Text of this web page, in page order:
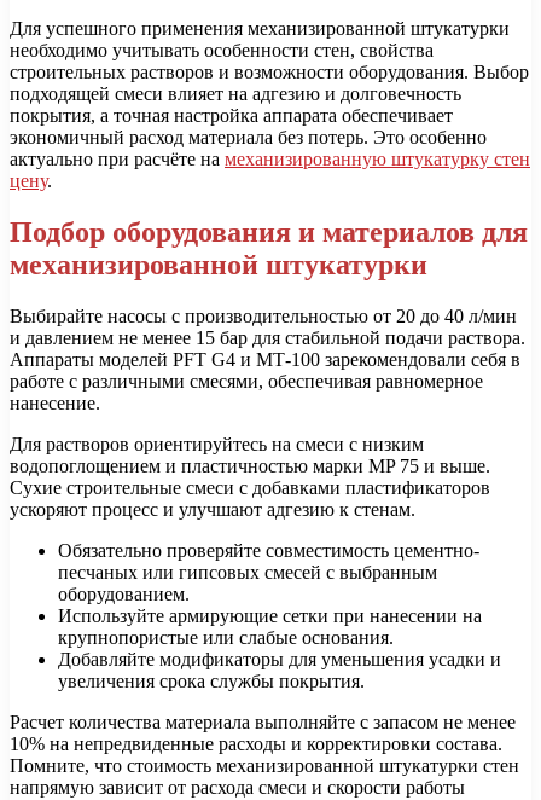
Для успешного применения механизированной штукатурки
необходимо учитывать особенности стен, свойства
строительных растворов и возможности оборудования. Выбор
подходящей смеси влияет на адгезию и долговечность
покрытия, а точная настройка аппарата обеспечивает
экономичный расход материала без потерь. Это особенно
актуально при расчёте на механизированную штукатурку стен
цену.
Подбор оборудования и материалов для
механизированной штукатурки
Выбирайте насосы с производительностью от 20 до 40 л/мин
и давлением не менее 15 бар для стабильной подачи раствора.
Аппараты моделей PFT G4 и МТ-100 зарекомендовали себя в
работе с различными смесями, обеспечивая равномерное
нанесение.
Для растворов ориентируйтесь на смеси с низким
водопоглощением и пластичностью марки MP 75 и выше.
Сухие строительные смеси с добавками пластификаторов
ускоряют процесс и улучшают адгезию к стенам.
Обязательно проверяйте совместимость цементно-
песчаных или гипсовых смесей с выбранным
оборудованием.
Используйте армирующие сетки при нанесении на
крупнопористые или слабые основания.
Добавляйте модификаторы для уменьшения усадки и
увеличения срока службы покрытия.
Расчет количества материала выполняйте с запасом не менее
10% на непредвиденные расходы и корректировки состава.
Помните, что стоимость механизированной штукатурки стен
напрямую зависит от расхода смеси и скорости работы